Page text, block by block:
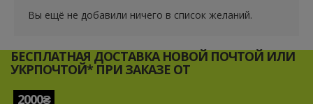
Вы ещё не добавили ничего в список желаний.
БЕСПЛАТНАЯ ДОСТАВКА НОВОЙ ПОЧТОЙ ИЛИ
УКРПОЧТОЙ* ПРИ ЗАКАЗЕ ОТ
2000₴